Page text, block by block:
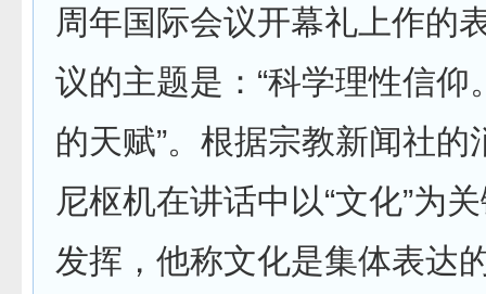
周年国际会议开幕礼上作的
议的主题是：“科学理性信仰
的天赋”。根据宗教新闻社的
尼枢机在讲话中以“文化”为
发挥，他称文化是集体表达